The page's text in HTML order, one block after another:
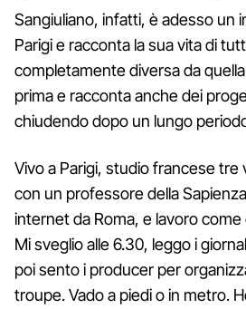
Sangiuliano, infatti, è adesso un
Parigi e racconta la sua vita di
completamente diversa da
prima e racconta anche dei
chiudendo dopo un lungo
Vivo a Parigi, studio francese tre
con un professore della
internet da Roma, e lavoro
Mi sveglio alle 6.30, leggo i
poi sento i producer per
troupe. Vado a piedi o in metro.